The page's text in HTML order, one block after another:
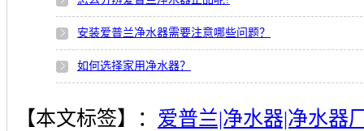
安装爱普兰净水器需要注意哪些问题？
如何选择家用净水器？
【本文标签】： 爱普兰|净水器|净水器